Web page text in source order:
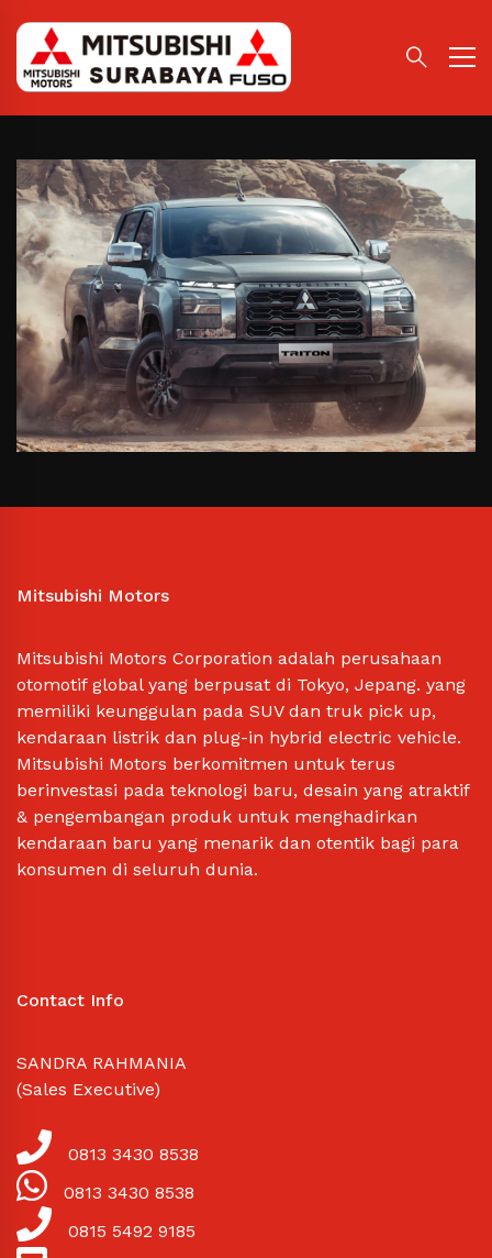
Mitsubishi Motors
Mitsubishi Motors Corporation adalah perusahaan
otomotif global yang berpusat di Tokyo, Jepang. yang
memiliki keunggulan pada SUV dan truk pick up,
kendaraan listrik dan plug-in hybrid electric vehicle.
Mitsubishi Motors berkomitmen untuk terus
berinvestasi pada teknologi baru, desain yang atraktif
& pengembangan produk untuk menghadirkan
kendaraan baru yang menarik dan otentik bagi para
konsumen di seluruh dunia.
Contact Info
SANDRA RAHMANIA
(Sales Executive)
0813 3430 8538
0813 3430 8538
0815 5492 9185